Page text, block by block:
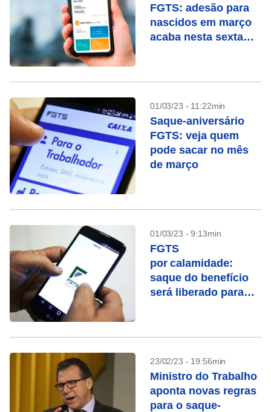
FGTS: adesão para
nascidos em março
acaba nesta sexta
01/03/23 - 11:22min
Saque-aniversário
FGTS: veja quem
pode sacar no mês
de março
01/03/23 - 9:13min
FGTS
por calamidade:
saque do benefício
será liberado para
23/02/23 - 19:56min
Ministro do Trabalho
aponta novas regras
para o saque-